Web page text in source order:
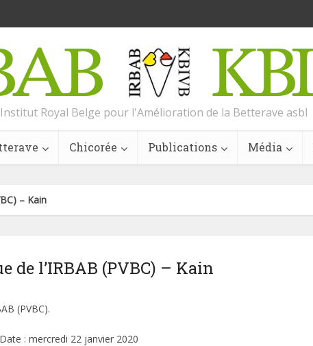
Institut Royal Belge pour l'Amélioration de la Betterave asbl
Chicorée Publications Média
– Kain
de l’IRBAB (PVBC) – Kain
(PVBC).
Date : mercredi 22 janvier 2020